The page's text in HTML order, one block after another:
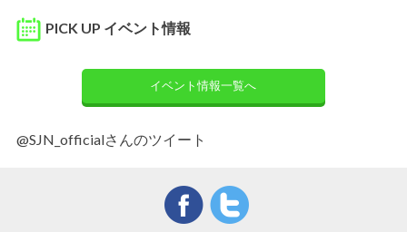
PICK UP イベント情報
イベント情報一覧へ
@SJN_officialさんのツイート